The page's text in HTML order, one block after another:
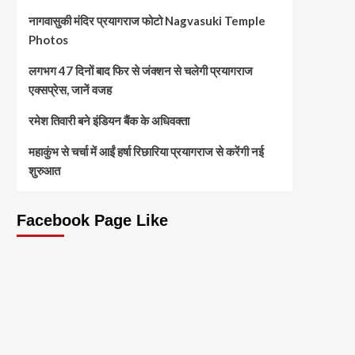
नागवासुकी मंदिर प्रयागराज फोटो Nagvasuki Temple
Photos
लगभग 47 दिनों बाद फिर से जंक्शन से चलेगी प्रयागराज
एक्सप्रेस, जानें वजह
रमेश तिवारी बने इंडियन बैंक के अधिवक्ता
महाकुंभ से चर्चा में आईं हर्षा रिछारिया प्रयागराज से करेंगी नई
शुरुआत
Facebook Page Like